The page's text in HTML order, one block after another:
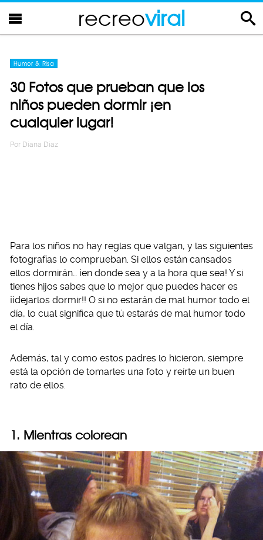
recreoviral
Humor & Risa
30 Fotos que prueban que los
niños pueden dormir ¡en
cualquier lugar!
Por Diana Diaz
Para los niños no hay reglas que valgan, y las siguientes
fotografías lo comprueban. Si ellos están cansados
ellos dormirán… ¡en donde sea y a la hora que sea! Y si
tienes hijos sabes que lo mejor que puedes hacer es
¡¡dejarlos dormir!! O si no estarán de mal humor todo el
día, lo cual significa que tú estarás de mal humor todo
el día.
Además, tal y como estos padres lo hicieron, siempre
está la opción de tomarles una foto y reírte un buen
rato de ellos.
1. Mientras colorean